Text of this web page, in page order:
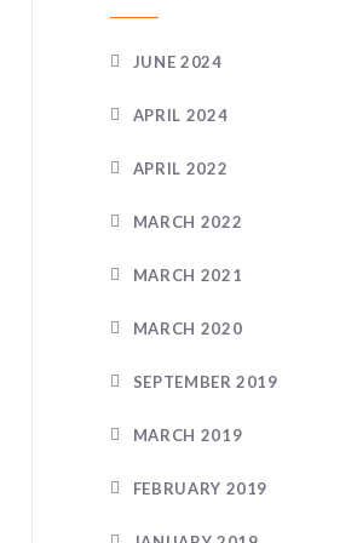
JUNE 2024
APRIL 2024
APRIL 2022
MARCH 2022
MARCH 2021
MARCH 2020
SEPTEMBER 2019
MARCH 2019
FEBRUARY 2019